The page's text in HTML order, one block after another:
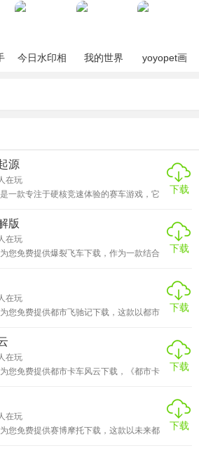
加入了大量的得分XP。
的水平和丰富的解锁车辆内容。
和疯狂购买新的贴花！4.争分夺秒AI
！
提高你的水平和解锁新车！
性的世界驾驶的快感！
个游戏模式！
论区和预约数就知道了，几乎没有人会认
今日水印相
我的世界
yoyopet画
源
在玩
一款专注于硬核竞速体验的赛车游戏，它
戏的核心玩法围绕赛道竞速展开，玩家需
，通过参与不同等级的赛事积累经验与奖
级别的赛车与赛道。
下载
版
在玩
您免费提供爆裂飞车下载，作为一款结合
速体验巧妙融合，满足不同玩家的游玩需
家可以收集风格迥异的飞车机甲，每款机
和性能特质，无论是偏爱速度型的轻便机
型的厚重机甲，都能找到适合自己的选
下载
在玩
您免费提供都市飞驰记下载，这款以都市
的街头巷尾感受风驰电掣的快感。游戏内
赛车，从家用轿车到顶级超跑，满足不同
同时丰富的赛道设计涵盖了城市高架、老
等多种地形，每一条赛道都隐藏着独特的
下载
在玩
您免费提供都市卡车风云下载，《都市卡
一名卡车司机，在繁华的都市中开启自己
中，你需要驾驶不同类型的卡车穿梭于城
成各种货物运输任务，从普通的日用品到
一次运输都充满挑战与机遇。
下载
在玩
您免费提供赛博摩托下载，这款以未来都
下载